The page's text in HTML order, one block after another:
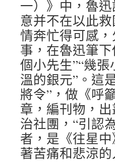
一）》中，魯
意并不在以此
情奔忙得可感
事，在魯迅筆
個小先生”“幾張
溫的銀元”。這
將令”，做《呼
章，編刊物，
治社團，“引認
者，是《往星
著苦痛和悲涼的